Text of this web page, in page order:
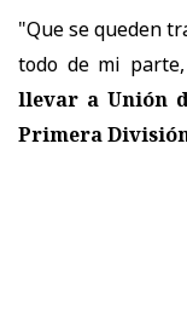
"Que se queden
todo de mi parte,
llevar a Unión
Primera